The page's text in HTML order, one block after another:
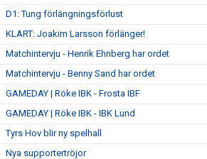
D1: Tung förlängningsförlust
KLART: Joakim Larsson förlänger!
Matchintervju - Henrik Ehnberg har ordet
Matchintervju - Benny Sand har ordet
GAMEDAY | Röke IBK - Frosta IBF
GAMEDAY | Röke IBK - IBK Lund
Tyrs Hov blir ny spelhall
Nya supportertröjor